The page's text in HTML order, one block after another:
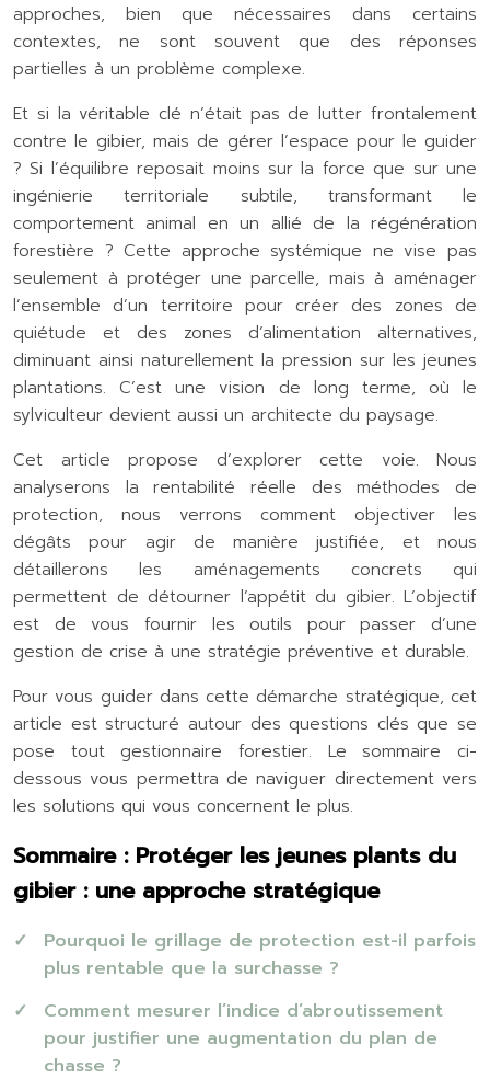
approches, bien que nécessaires dans certains
contextes, ne sont souvent que des réponses
partielles à un problème complexe.
Et si la véritable clé n’était pas de lutter frontalement
contre le gibier, mais de gérer l’espace pour le guider
? Si l’équilibre reposait moins sur la force que sur une
ingénierie territoriale subtile, transformant le
comportement animal en un allié de la régénération
forestière ? Cette approche systémique ne vise pas
seulement à protéger une parcelle, mais à aménager
l’ensemble d’un territoire pour créer des zones de
quiétude et des zones d’alimentation alternatives,
diminuant ainsi naturellement la pression sur les jeunes
plantations. C’est une vision de long terme, où le
sylviculteur devient aussi un architecte du paysage.
Cet article propose d’explorer cette voie. Nous
analyserons la rentabilité réelle des méthodes de
protection, nous verrons comment objectiver les
dégâts pour agir de manière justifiée, et nous
détaillerons les aménagements concrets qui
permettent de détourner l’appétit du gibier. L’objectif
est de vous fournir les outils pour passer d’une
gestion de crise à une stratégie préventive et durable.
Pour vous guider dans cette démarche stratégique, cet
article est structuré autour des questions clés que se
pose tout gestionnaire forestier. Le sommaire ci-
dessous vous permettra de naviguer directement vers
les solutions qui vous concernent le plus.
Sommaire : Protéger les jeunes plants du
gibier : une approche stratégique
Pourquoi le grillage de protection est-il parfois
plus rentable que la surchasse ?
Comment mesurer l’indice d’abroutissement
pour justifier une augmentation du plan de
chasse ?